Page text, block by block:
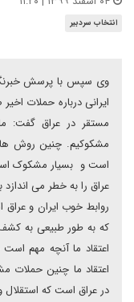
انتخاب سردبیر
وی سپس با پرسش
ایرانی درباره حملات
مستقر در عراق گفت:
مشکوکیم. چنین روش
است و بسیار مشکوک
عراق را به خطر می
روابط خوب ایران و
که به طور طبیعی به کشف
اعتقاد ما آنچه مهم
اعتقاد ما چنین حملات
در عراق است که استقلال